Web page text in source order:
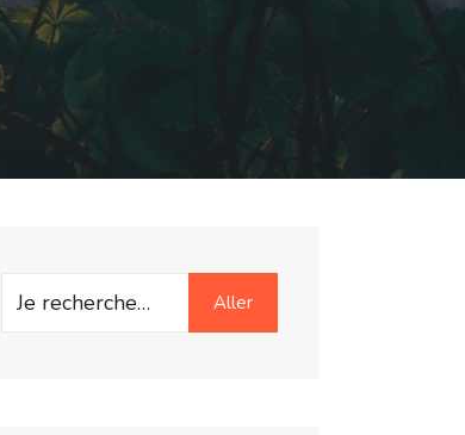
Search
Aller